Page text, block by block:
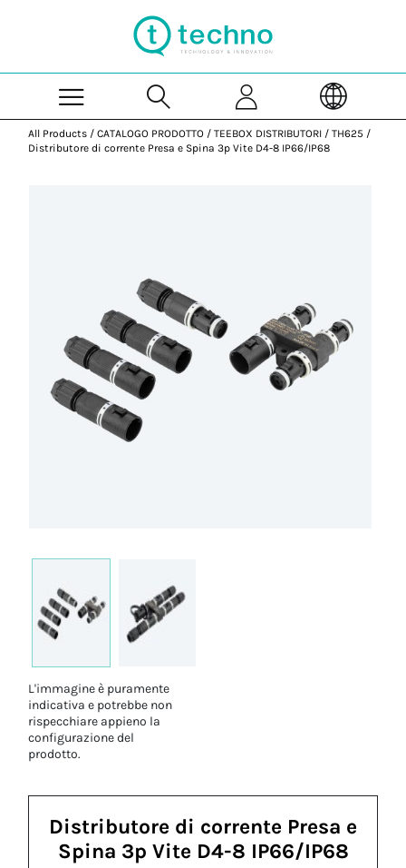
All Products / CATALOGO PRODOTTO / TEEBOX DISTRIBUTORI / TH625 /
Distributore di corrente Presa e Spina 3p Vite D4-8 IP66/IP68
L'immagine è puramente
indicativa e potrebbe non
rispecchiare appieno la
configurazione del
prodotto.
Distributore di corrente Presa e
Spina 3p Vite D4-8 IP66/IP68